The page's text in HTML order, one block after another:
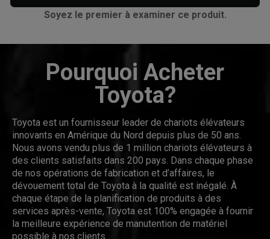
Soyez le premier à examiner ce produit.
Pourquoi Acheter
Toyota?
Toyota est un fournisseur leader de chariots élévateurs
innovants en Amérique du Nord depuis plus de 50 ans.
Nous avons vendu plus de 1 million chariots élévateurs à
des clients satisfaits dans 200 pays. Dans chaque phase
de nos opérations de fabrication et d’affaires, le
dévouement total de Toyota à la qualité est inégalé. À
chaque étape de la planification de produits à des
services après-vente, Toyota est 100% engagée à fournir
la meilleure expérience de manutention de matériel
possible à nos clients.